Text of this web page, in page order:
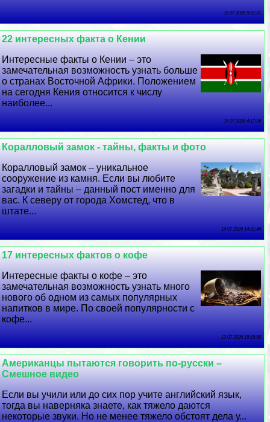
16 07 2026 5:51:31
22 интересных факта о Кении
Интересные факты о Кении – это
замечательная возможность узнать больше
о странах Восточной Африки. Положением
на сегодня Кения относится к числу
наиболее...
15 07 2026 4:17:36
Коралловый замок - тайны, факты и фото
Коралловый замок – уникальное
сооружение из камня. Если вы любите
загадки и тайны – данный пост именно для
вас. К северу от города Хомстед, что в
штате...
14 07 2026 14:31:44
17 интересных фактов о кофе
Интересные факты о кофе – это
замечательная возможность узнать много
нового об одном из самых популярных
напитков в мире. По своей популярности с
кофе...
13 07 2026 15:15:59
Американцы пытаются говорить по-русски –
Смешное видео
Если вы учили или до сих пор учите английский язык,
тогда вы наверняка знаете, как тяжело даются
некоторые звуки. Но не менее тяжело обстоят дела у...